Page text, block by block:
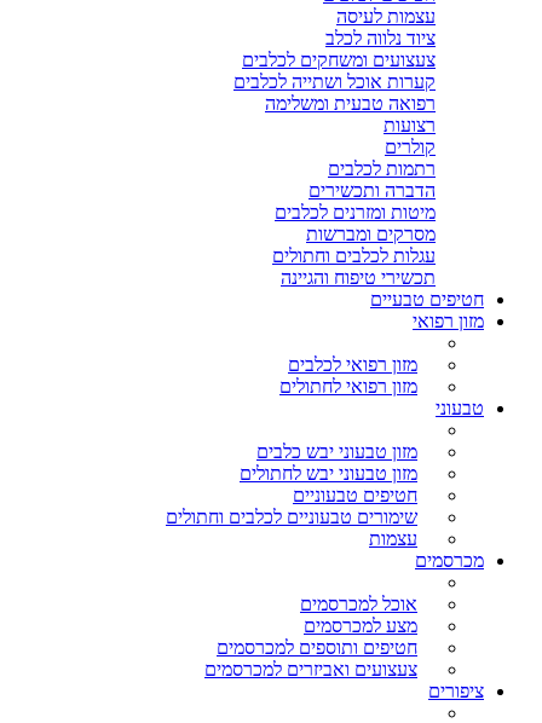
עצמות לעיסה
ציוד נלווה לכלב
צעצועים ומשחקים לכלבים
קערות אוכל ושתייה לכלבים
רפואה טבעית ומשלימה
רצועות
קולרים
רתמות לכלבים
הדברה ותכשירים
מיטות ומזרנים לכלבים
מסרקים ומברשות
עגלות לכלבים וחתולים
תכשירי טיפוח והגיינה
חטיפים טבעיים
מזון רפואי
מזון רפואי לכלבים
מזון רפואי לחתולים
טבעוני
מזון טבעוני יבש כלבים
מזון טבעוני יבש לחתולים
חטיפים טבעוניים
שימורים טבעוניים לכלבים וחתולים
עצמות
מכרסמים
אוכל למכרסמים
מצע למכרסמים
חטיפים ותוספים למכרסמים
צעצועים ואביזרים למכרסמים
ציפורים